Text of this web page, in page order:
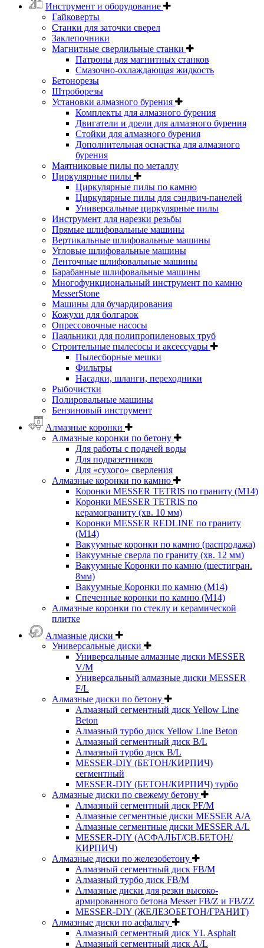
Инструмент и оборудование
Гайковерты
Станки для заточки сверел
Заклепочники
Магнитные сверлильные станки
Патроны для магнитных станков
Смазочно-охлаждающая жидкость
Бетонорезы
Штроборезы
Установки алмазного бурения
Комплекты для алмазного бурения
Двигатели и дрели для алмазного бурения
Стойки для алмазного бурения
Дополнительная оснастка для алмазного
бурения
Маятниковые пилы по металлу
Циркулярные пилы
Циркулярные пилы по камню
Циркулярные пилы для сэндвич-панелей
Универсальные циркулярные пилы
Инструмент для нарезки резьбы
Прямые шлифовальные машины
Вертикальные шлифовальные машины
Угловые шлифовальные машины
Ленточные шлифовальные машины
Барабанные шлифовальные машины
Многофункциональный инструмент по камню
MesserStone
Машины для бучардирования
Кожухи для болгарок
Опрессовочные насосы
Паяльники для полипропиленовых труб
Строительные пылесосы и аксессуары
Пылесборные мешки
Фильтры
Насадки, шланги, переходники
Рыбочистки
Полировальные машины
Бензиновый инструмент
Алмазные коронки
Алмазные коронки по бетону
Для работы с подачей воды
Для подразетников
Для «сухого» сверления
Алмазные коронки по камню
Коронки MESSER TETRIS по граниту (М14)
Коронки MESSER TETRIS по
керамограниту (хв. 10 мм)
Коронки MESSER REDLINE по граниту
(М14)
Вакуумные коронки по камню (распродажа)
Вакуумные сверла по граниту (хв. 12 мм)
Вакуумные Коронки по камню (шестигран.
8мм)
Вакуумные Коронки по камню (M14)
Спеченные коронки по камню (M14)
Алмазные коронки по стеклу и керамической
плитке
Алмазные диски
Универсальные диски
Универсальные алмазные диски MESSER
V/M
Универсальный алмазные диски MESSER
F/L
Алмазные диски по бетону
Алмазный сегментный диск Yellow Line
Beton
Алмазный турбо диск Yellow Line Beton
Алмазный сегментный диск B/L
Алмазный турбо диск B/L
MESSER-DIY (БЕТОН/КИРПИЧ)
сегментный
MESSER-DIY (БЕТОН/КИРПИЧ) турбо
Алмазные диски по свежему бетону
Алмазный сегментный диск PF/M
Алмазные сегментные диски MESSER A/A
Алмазные сегментные диски MESSER A/L
MESSER-DIY (АСФАЛЬТ/СВ.БЕТОН/
КИРПИЧ)
Алмазные диски по железобетону
Алмазный сегментный диск FB/M
Алмазный турбо диск FB/M
Алмазные диски для резки высоко-
армированного бетона Messer FB/Z и FB/ZZ
MESSER-DIY (ЖЕЛЕЗОБЕТОН/ГРАНИТ)
Алмазные диски по асфальту
Алмазный сегментный диск YL Asphalt
Алмазный сегментный диск A/L